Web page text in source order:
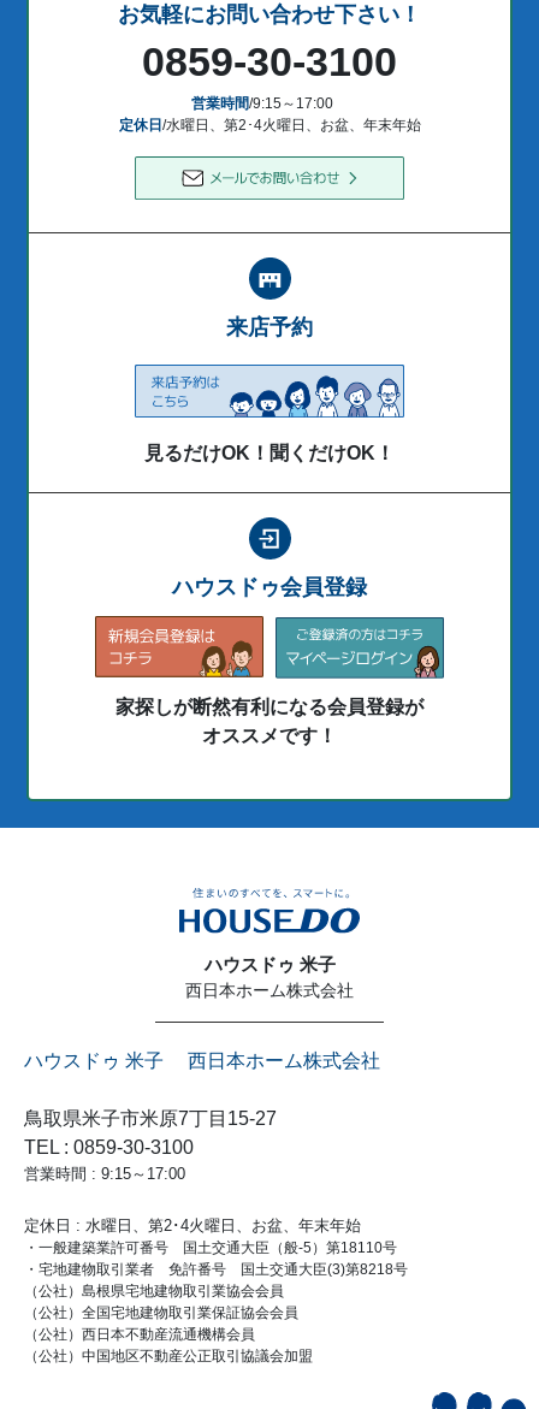
お気軽にお問い合わせ下さい！
0859-30-3100
営業時間/9:15～17:00
定休日 /水曜日、第2･4火曜日、お盆、年末年始
来店予約
見るだけOK！聞くだけOK！
ハウスドゥ会員登録
家探しが断然有利になる会員登録が
オススメです！
ハウスドゥ 米子
西日本ホーム株式会社
ハウスドゥ 米子 西日本ホーム株式会社
鳥取県米子市米原7丁目15-27
TEL : 0859-30-3100
営業時間 : 9:15～17:00
定休日 : 水曜日、第2･4火曜日、お盆、年末年始
・一般建築業許可番号 国土交通大臣（般-5）第18110号
・宅地建物取引業者 免許番号 国土交通大臣(3)第8218号
（公社）島根県宅地建物取引業協会会員
（公社）全国宅地建物取引業保証協会会員
（公社）西日本不動産流通機構会員
（公社）中国地区不動産公正取引協議会加盟